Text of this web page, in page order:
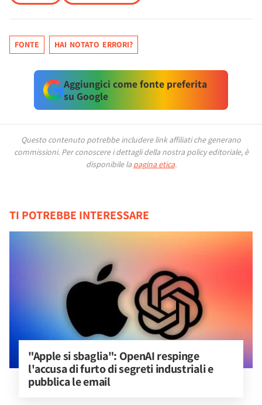
FONTE HAI NOTATO ERRORI?
Aggiungici come fonte preferita
su Google
Questo contenuto potrebbe includere link affiliati che generano
commissioni. Per conoscere i dettagli della nostra policy editoriale, è
disponibile la pagina etica.
TI POTREBBE INTERESSARE
"Apple si sbaglia": OpenAI respinge
l'accusa di furto di segreti industriali e
pubblica le email